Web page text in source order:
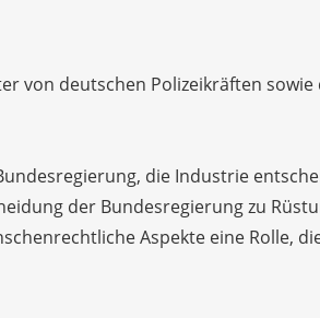
von deutschen Polizeikräften
die Industrie
der Bundesregierung zu
Aspekte eine Rolle,